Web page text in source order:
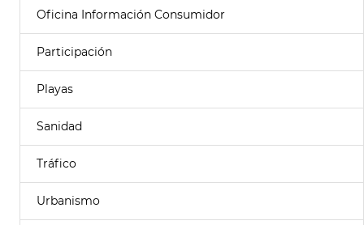
Oficina Información Consumidor
Participación
Playas
Sanidad
Tráfico
Urbanismo